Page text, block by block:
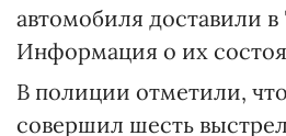
автомобиля доставили в
Информация о их
В полиции отметили,
совершил шесть